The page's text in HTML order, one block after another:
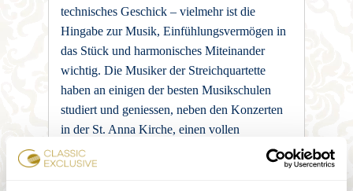
technisches Geschick – vielmehr ist die
Hingabe zur Musik, Einfühlungsvermögen in
das Stück und harmonisches Miteinander
wichtig. Die Musiker der Streichquartette
haben an einigen der besten Musikschulen
studiert und geniessen, neben den Konzerten
in der St. Anna Kirche, einen vollen
Terminkalender in verschiedenen Orchestern
in Wien und ganz Europa.